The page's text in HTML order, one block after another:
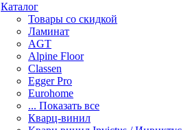
Каталог
Товары со скидкой
Ламинат
AGT
Alpine Floor
Classen
Egger Pro
Eurohome
... Показать все
Кварц-винил